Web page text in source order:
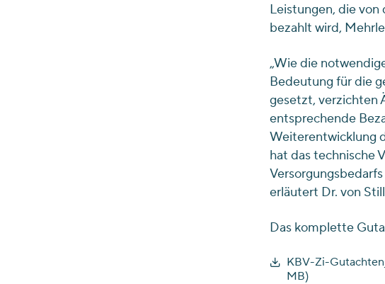
Leistungen, die von
bezahlt wird,
„Wie die
Bedeutung für die
gesetzt, verzichten
entsprechende
Weiterentwicklung
hat das technische
erläutert Dr. von
Das komplette
KBV-Zi-
MB)